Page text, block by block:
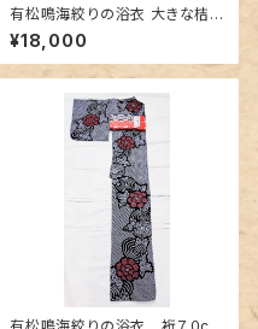
有松鳴海絞りの浴衣 大きな桔
梗柄
¥18,000